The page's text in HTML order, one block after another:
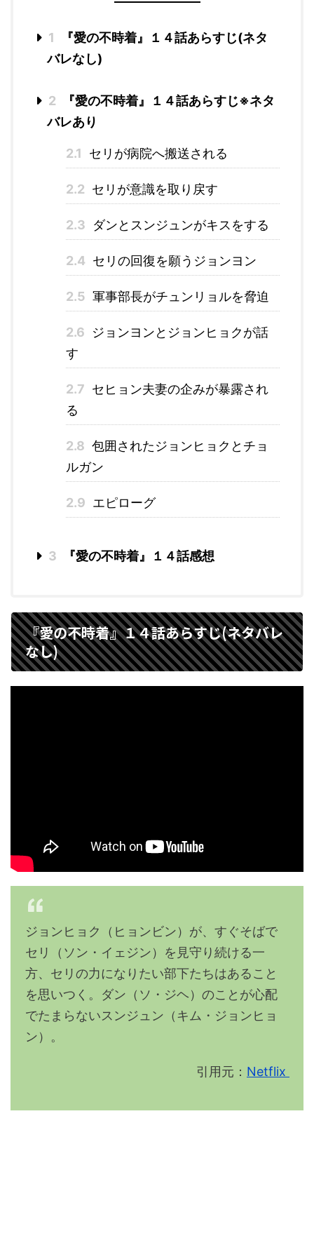
1
『愛の不時着』１４話あらすじ(ネタ
バレなし)
2
『愛の不時着』１４話あらすじ※ネタ
バレあり
2.1 セリが病院へ搬送される
2.2 セリが意識を取り戻す
2.3 ダンとスンジュンがキスをする
2.4 セリの回復を願うジョンヨン
2.5 軍事部長がチュンリョルを脅迫
2.6
ジョンヨンとジョンヒョクが話
す
2.7 セヒョン夫妻の企みが暴露され
る
2.8 包囲されたジョンヒョクとチョ
ルガン
2.9 エピローグ
3 『愛の不時着』１４話感想
『愛の不時着』１４話あらすじ(ネタバレ
なし)
ジョンヒョク（ヒョンビン）が、すぐそばで
セリ（ソン・イェジン）を見守り続ける一
方、セリの力になりたい部下たちはあること
を思いつく。ダン（ソ・ジヘ）のことが心配
でたまらないスンジュン（キム・ジョンヒョ
ン）。
引用元： Netflix